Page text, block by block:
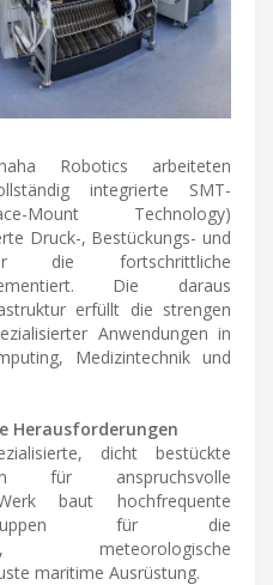
Robotics arbeiteten
integrierte SMT-
Mount Technology)
Druck-, Bestückungs- und
die fortschrittliche
Die daraus
erfüllt die strengen
Anwendungen in
Medizintechnik und
Herausforderungen
dicht bestückte
für anspruchsvolle
baut hochfrequente
für die
meteorologische
maritime Ausrüstung.